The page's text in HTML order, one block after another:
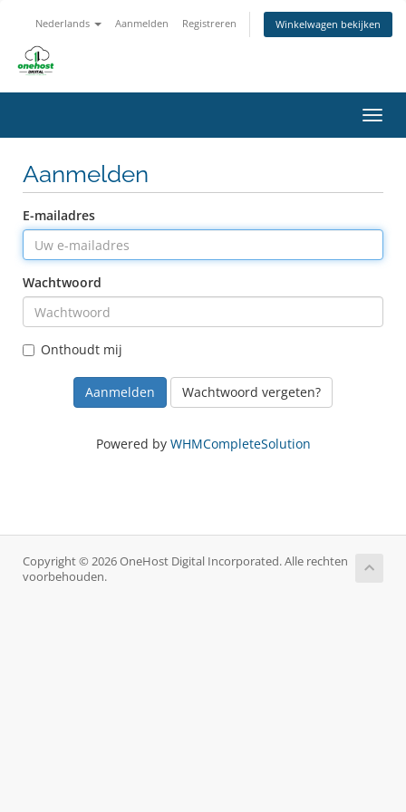
Nederlands Aanmelden Registreren Winkelwagen bekijken
in-/
Aanmelden
E-mailadres
Wachtwoord
Onthoudt mij
Wachtwoord vergeten?
Powered by WHMCompleteSolution
Copyright © 2026 OneHost Digital Incorporated. Alle rechten
voorbehouden.